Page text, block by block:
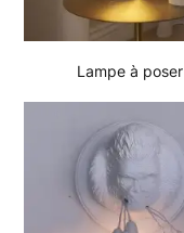
Lampe à poser